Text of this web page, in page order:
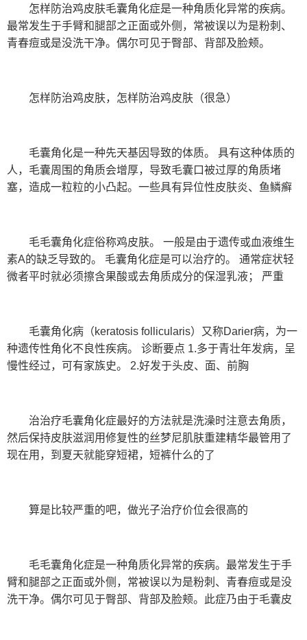
怎样防治鸡皮肤毛囊角化症是一种角质化异常的疾病。
最常发生于手臂和腿部之正面或外侧，常被误以为是粉刺、
青春痘或是没洗干净。偶尔可见于臀部、背部及脸颊。
怎样防治鸡皮肤，怎样防治鸡皮肤（很急）
毛囊角化是一种先天基因导致的体质。 具有这种体质的
人，毛囊周围的角质会增厚，导致毛囊口被过厚的角质堵
塞，造成一粒粒的小凸起。一些具有异位性皮肤炎、鱼鳞癣
毛毛囊角化症俗称鸡皮肤。 一般是由于遗传或血液维生
素A的缺乏导致的。 毛囊角化症是可以治疗的。 通常症状轻
微者平时就必须擦含果酸或去角质成分的保湿乳液； 严重
毛囊角化病（keratosis follicularis）又称Darier病，为一
种遗传性角化不良性疾病。 诊断要点 1.多于青壮年发病，呈
慢性经过，可有家族史。 2.好发于头皮、面、前胸
治治疗毛囊角化症最好的方法就是洗澡时注意去角质，
然后保持皮肤滋润用修复性的丝梦尼肌肤重建精华最管用了
现在用，到夏天就能穿短裙，短裤什么的了
算是比较严重的吧，做光子治疗价位会很高的
毛毛囊角化症是一种角质化异常的疾病。最常发生于手
臂和腿部之正面或外侧，常被误以为是粉刺、青春痘或是没
洗干净。偶尔可见于臀部、背部及脸颊。此症乃由于毛囊皮